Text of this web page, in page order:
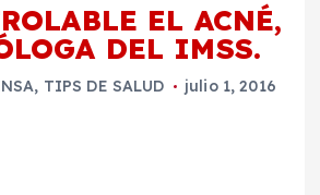
EL ACNÉ,
DEL IMSS.
, TIPS DE SALUD julio 1, 2016